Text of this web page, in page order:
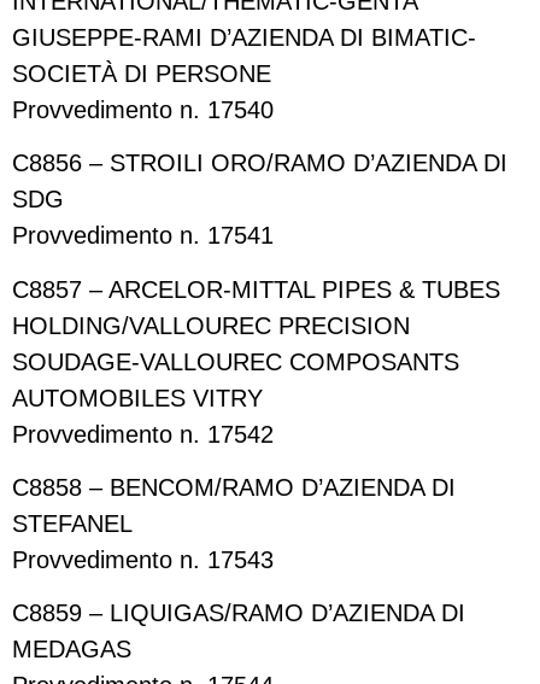
GIUSEPPE-RAMI D’AZIENDA DI BIMATIC-
SOCIETÀ DI PERSONE
Provvedimento n. 17540
C8856 – STROILI ORO/RAMO D’AZIENDA DI
SDG
Provvedimento n. 17541
C8857 – ARCELOR-MITTAL PIPES & TUBES
HOLDING/VALLOUREC PRECISION
SOUDAGE-VALLOUREC COMPOSANTS
AUTOMOBILES VITRY
Provvedimento n. 17542
C8858 – BENCOM/RAMO D’AZIENDA DI
STEFANEL
Provvedimento n. 17543
C8859 – LIQUIGAS/RAMO D’AZIENDA DI
MEDAGAS